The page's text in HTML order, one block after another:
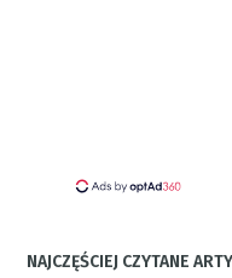
NAJCZĘŚCIEJ CZYTANE